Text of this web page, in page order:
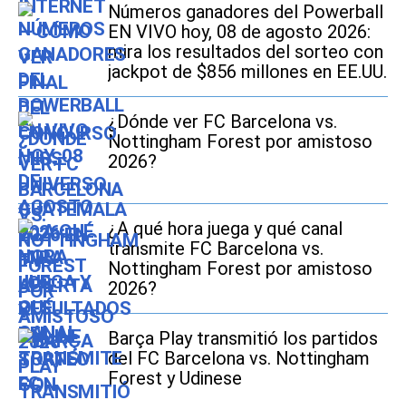
Números ganadores del Powerball
EN VIVO hoy, 08 de agosto 2026:
mira los resultados del sorteo con
jackpot de $856 millones en EE.UU.
¿Dónde ver FC Barcelona vs.
Nottingham Forest por amistoso
2026?
¿A qué hora juega y qué canal
transmite FC Barcelona vs.
Nottingham Forest por amistoso
2026?
Barça Play transmitió los partidos
del FC Barcelona vs. Nottingham
Forest y Udinese